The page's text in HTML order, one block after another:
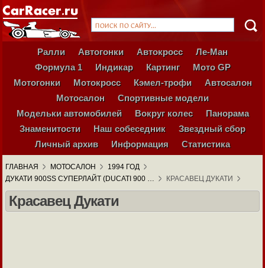
Ралли Автогонки Автокросс
Ле-Ман
Формула 1
Индикар Картинг
Мото GP
Мотогонки
Мотокросс Кэмел-трофи
Автосалон
Мотосалон
Спортивные модели
Модельки автомобилей
Вокруг колес
Панорама
Знаменитости
Наш собеседник
Звездный сбор
Личный архив
Информация Статистика
ГЛАВНАЯ МОТОСАЛОН
1994 ГОД
ДУКАТИ 900SS СУПЕРЛАЙТ (DUCATI 900 …
КРАСАВЕЦ ДУКАТИ
Красавец Дукати